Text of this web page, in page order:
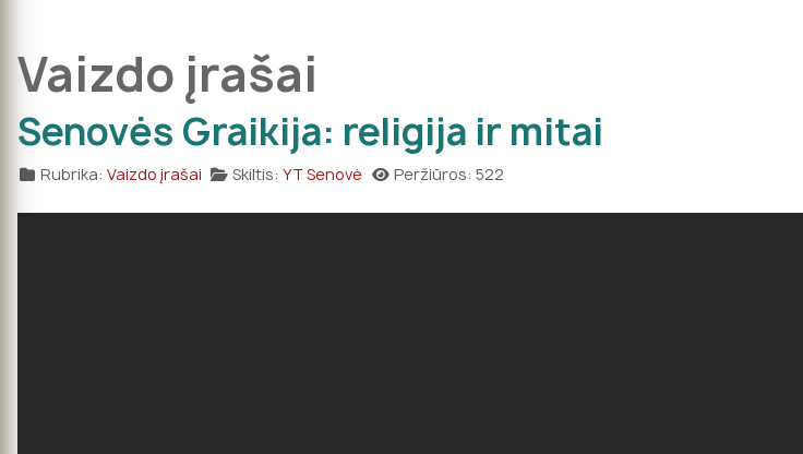
Vaizdo įrašai
Senovės Graikija: religija ir mitai
Rubrika: Vaizdo įrašai Skiltis: YT Senovė Peržiūros: 522